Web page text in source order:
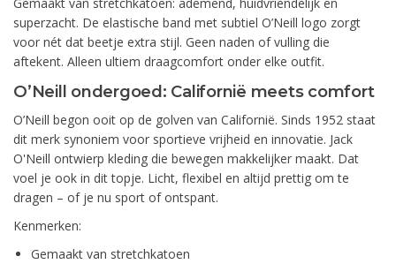
superzacht. De elastische band met subtiel O’Neill logo zorgt
voor nét dat beetje extra stijl. Geen naden of vulling die
aftekent. Alleen ultiem draagcomfort onder elke outfit.
O’Neill ondergoed: Californië meets comfort
O’Neill begon ooit op de golven van Californië. Sinds 1952 staat
dit merk synoniem voor sportieve vrijheid en innovatie. Jack
O'Neill ontwierp kleding die bewegen makkelijker maakt. Dat
voel je ook in dit topje. Licht, flexibel en altijd prettig om te
dragen – of je nu sport of ontspant.
Kenmerken:
Gemaakt van stretchkatoen